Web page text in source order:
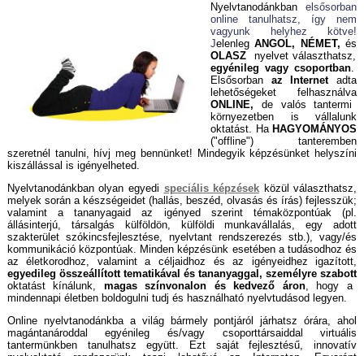
Nyelvtanodánkbanelsősorban
online tanulhatsz, így nem
vagyunk helyhez kötve!
JelenlegANGOL, NÉMET,és
OLASZ
nyelvet választhatsz,
egyénileg vagy csoportban.
Elsősorbanaz Internetadta
lehetőségeket felhasználva
ONLINE, de
valós tantermi
környezetben is vállalunk
oktatást. Ha HAGYOMÁNYOS
("offline") tanteremben
szeretnél tanulni, hívj meg bennünket! Mindegyik képzésünket helyszíni
kiszállással is igényelheted.
Nyelvtanodánkban olyan egyedi speciális képzések közül választhatsz,
melyek során a készségeidet (hallás, beszéd, olvasás és írás) fejlesszük;
valamint a tananyagaidaz igényed szerint témaközpontúak(pl.
állásinterjú, társalgás külföldön, külföldi munkavállalás, egy adott
szakterület szókincsfejlesztése, nyelvtant rendszerezés stb.), vagy/és
kommunikáció központúak. Minden képzésünk esetébena tudásodhoz és
az életkorodhoz, valamint a céljaidhoz és az igényeidhez igazított,
egyedileg összeállított tematikával és tananyaggal, személyre szabott
oktatást kínálunk, magas színvonalon és kedvező áron, hogy a
mindennapi életben boldogulni tudj és használható nyelvtudásod legyen.
Online nyelvtanodánkba a világ bármely pontjáról járhatsz órára, ahol
magántanároddal egyénileg és/vagy csoporttársaiddal virtuális
tantermünkben tanulhatsz együtt. Ezt saját fejlesztésű, innovatív